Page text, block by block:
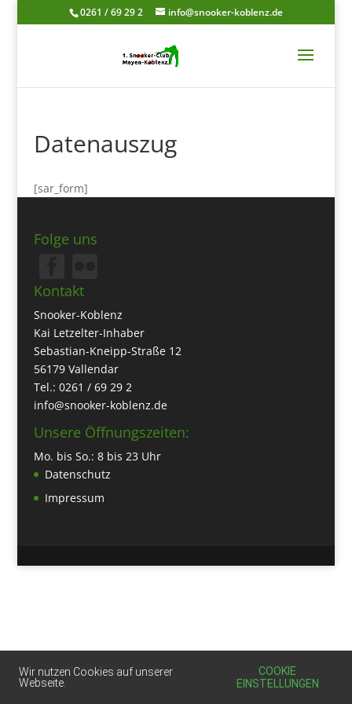
0261 / 69 29 2 info@snooker-koblenz.de
Datenauszug
[sar_form]
Folge uns
Kontakt
Snooker-Koblenz
Kai Letzelter-Inhaber
Sebastian-Kneipp-Straße 12
56179 Vallendar
Tel.: 0261 / 69 29 2
info@snooker-koblenz.de
Unsere Öffnungszeiten:
Mo. bis So.: 8 bis 23 Uhr
Datenschutz
Impressum
Wir nutzen Cookies auf unserer
Webseite.
COOKIE
EINSTELLUNGEN